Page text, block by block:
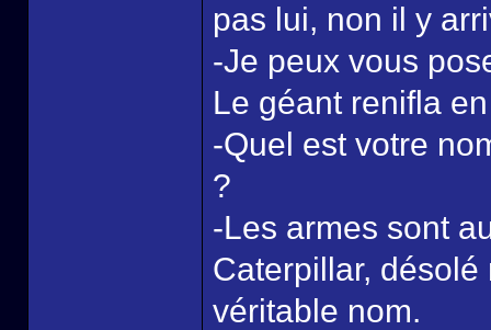
pas lui, non il y
-Je peux vous
Le géant renifla
-Quel est votre
?
-Les armes sont
Caterpillar,
véritable nom.